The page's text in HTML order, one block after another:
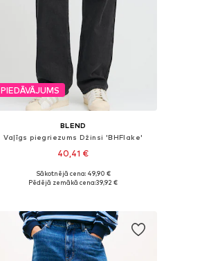
PIEDĀVĀJUMS
BLEND
Vaļīgs piegriezums Džinsi 'BHFlake'
40,41 €
Pieejams daudzos izmēros
Sākotnējā cena: 49,90 €
Pēdējā zemākā cena:39,92 €